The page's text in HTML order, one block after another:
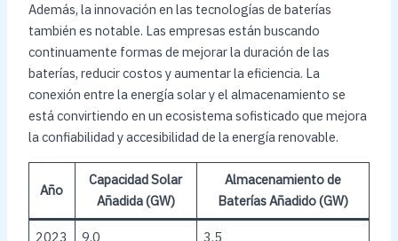
Además, la innovación en las tecnologías de baterías
también es notable. Las empresas están buscando
continuamente formas de mejorar la duración de las
baterías, reducir costos y aumentar la eficiencia. La
conexión entre la energía solar y el almacenamiento se
está convirtiendo en un ecosistema sofisticado que mejora
la confiabilidad y accesibilidad de la energía renovable.
Año
Capacidad Solar
Añadida (GW)
Almacenamiento de
Baterías Añadido (GW)
2023 9.0 3.5